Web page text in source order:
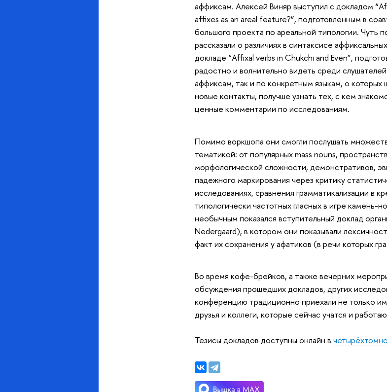
аффиксам. Алексей Виняр выступил с докладом
affixes as an areal feature?”, подготовленным в
большого проекта по ареальной типологии. Чуть
рассказали о различиях в синтаксисе
докладе “Affixal verbs in Chukchi and Even”,
радостно и волнительно видеть среди
аффиксам, так и по конкретным языкам, о которых
новые контакты, получше узнать тех, с кем
ценные комментарии по исследованиям.
Помимо воркшопа они смогли послушать
тематикой: от популярных mass nouns,
морфологической сложности, демонстративов,
падежного маркирования через критику
исследованиях, сравнения грамматикализации в
типологически частотных гласных в игре
необычным показался вступительный доклад
Nedergaard), в котором они показывали
факт их сохранения у афатиков (в речи которых
Во время кофе-брейков, а также вечерних
обсуждения прошедших докладов, других
конференцию традиционно приехали не только
друзья и коллеги, которые сейчас учатся и
Тезисы докладов доступны онлайн в